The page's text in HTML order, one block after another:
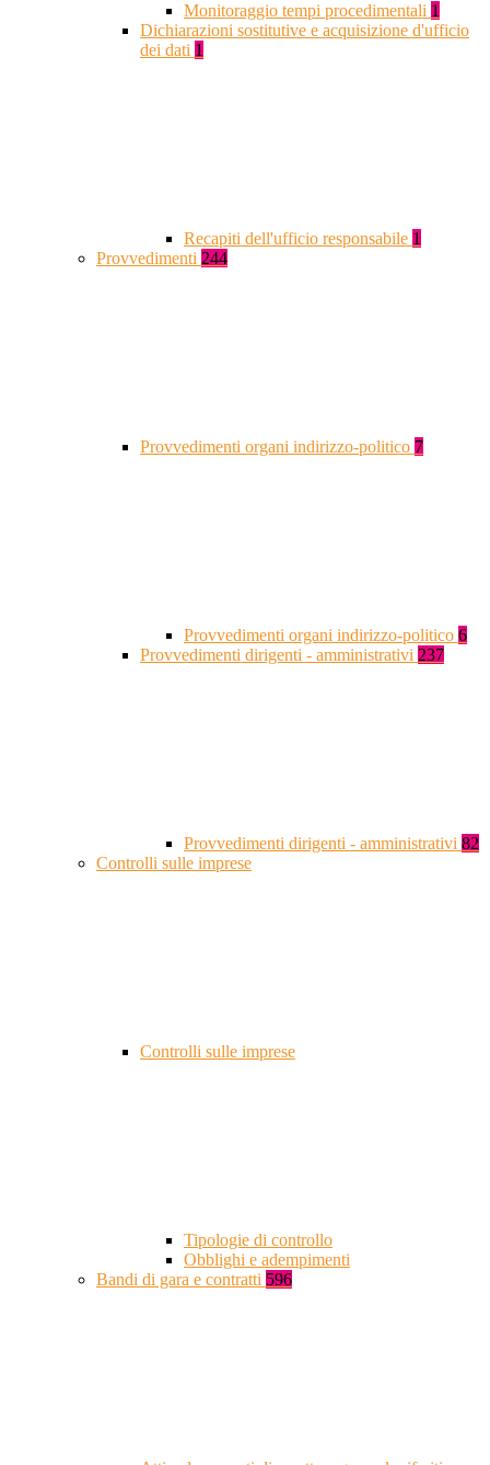
Monitoraggio tempi procedimentali 1
Dichiarazioni sostitutive e acquisizione d'ufficio
dei dati 1
Recapiti dell'ufficio responsabile 1
Provvedimenti 244
Provvedimenti organi indirizzo-politico 7
Provvedimenti organi indirizzo-politico 6
Provvedimenti dirigenti - amministrativi 237
Provvedimenti dirigenti - amministrativi 82
Controlli sulle imprese
Controlli sulle imprese
Tipologie di controllo
Obblighi e adempimenti
Bandi di gara e contratti 596